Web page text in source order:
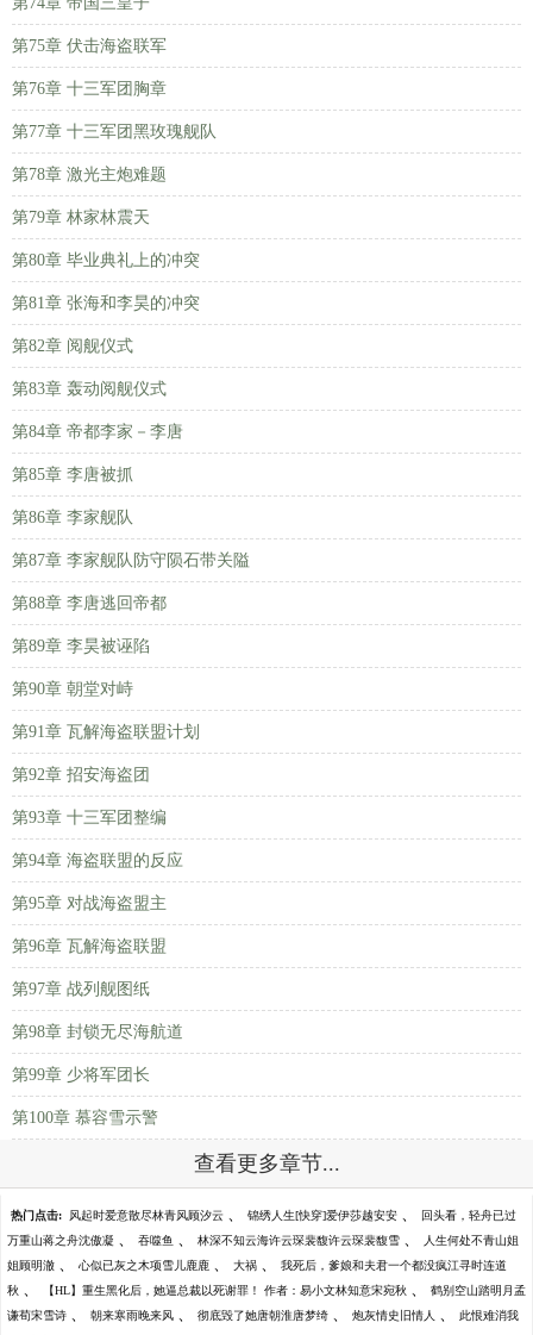
第75章 伏击海盗联军
第76章 十三军团胸章
第77章 十三军团黑玫瑰舰队
第78章 激光主炮难题
第79章 林家林震天
第80章 毕业典礼上的冲突
第81章 张海和李昊的冲突
第82章 阅舰仪式
第83章 轰动阅舰仪式
第84章 帝都李家－李唐
第85章 李唐被抓
第86章 李家舰队
第87章 李家舰队防守陨石带关隘
第88章 李唐逃回帝都
第89章 李昊被诬陷
第90章 朝堂对峙
第91章 瓦解海盗联盟计划
第92章 招安海盗团
第93章 十三军团整编
第94章 海盗联盟的反应
第95章 对战海盗盟主
第96章 瓦解海盗联盟
第97章 战列舰图纸
第98章 封锁无尽海航道
第99章 少将军团长
第100章 慕容雪示警
查看更多章节...
热门点击: 风起时爱意散尽林青风顾汐云 、 锦绣人生[快穿]爱伊莎越安安 、 回头看，轻舟已过
万重山蒋之舟沈傲凝 、 吞噬鱼 、 林深不知云海许云琛裴馥许云琛裴馥雪 、 人生何处不青山姐
姐顾明澈 、 心似已灰之木项雪儿鹿鹿 、 大祸 、 我死后，爹娘和夫君一个都没疯江寻时连道
秋 、 【HL】重生黑化后，她逼总裁以死谢罪！ 作者：易小文林知意宋宛秋 、 鹤别空山踏明月孟
谦荀宋雪诗 、 朝来寒雨晚来风 、 彻底毁了她唐朝淮唐梦绮 、 炮灰情史旧情人 、 此恨难消我